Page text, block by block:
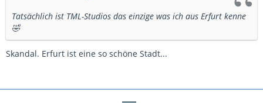
Tatsächlich ist TML-Studios das einzige was ich aus Erfurt kenne
🤣
Skandal. Erfurt ist eine so schöne Stadt...